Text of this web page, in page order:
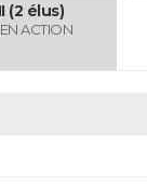
(2 élus)
ACTION